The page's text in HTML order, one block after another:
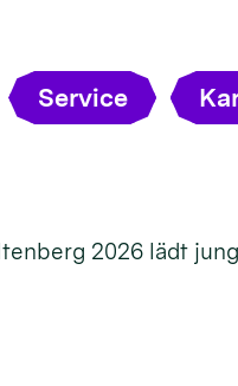
Service
2026 lädt